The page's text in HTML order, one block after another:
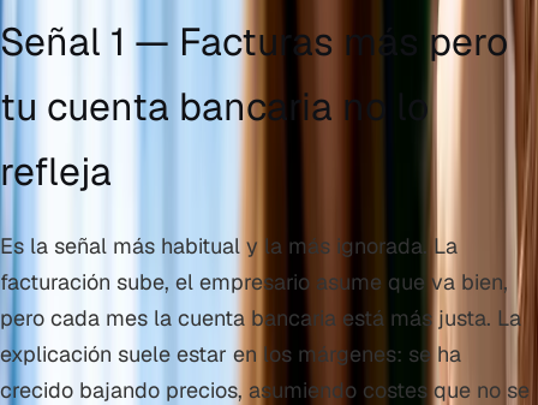
Señal 1 — Facturas más pero
tu cuenta bancaria no lo
refleja
Es la señal más habitual y la más ignorada. La
facturación sube, el empresario asume que va bien,
pero cada mes la cuenta bancaria está más justa. La
explicación suele estar en los márgenes: se ha
crecido bajando precios, asumiendo costes que no se